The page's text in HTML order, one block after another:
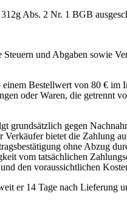
Abs. 2 Nr. 1 BGB
und Abgaben sowie
Bestellwert von 80 € im
oder Waren, die getrennt
gegen
bietet die Zahlung
ohne Abzug
vom tatsächlichen
den voraussichtlichen
er 14 Tage nach Lieferung